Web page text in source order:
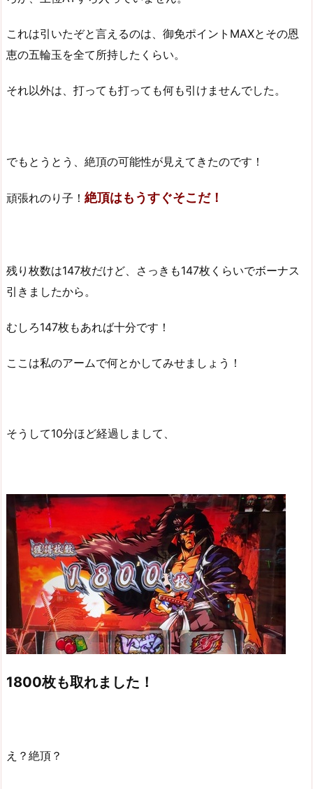
これは引いたぞと言えるのは、御免ポイントMAXとその恩
恵の五輪玉を全て所持したくらい。
それ以外は、打っても打っても何も引けませんでした。
でもとうとう、絶頂の可能性が見えてきたのです！
頑張れのり子！ 絶頂はもうすぐそこだ！
残り枚数は147枚だけど、さっきも147枚くらいでボーナス
引きましたから。
むしろ147枚もあれば十分です！
ここは私のアームで何とかしてみせましょう！
そうして10分ほど経過しまして、
1800枚も取れました！
え？絶頂？